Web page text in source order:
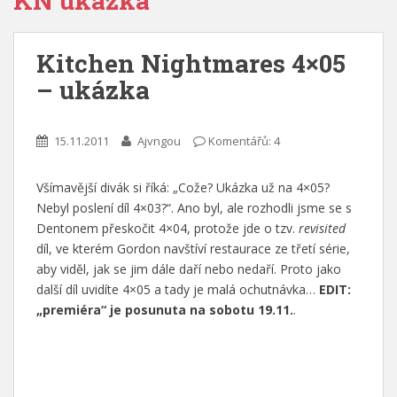
Kitchen Nightmares 4×05
– ukázka
15.11.2011 Ajvngou Komentářů: 4
Všímavější divák si říká: „Cože? Ukázka už na 4×05?
Nebyl poslení díl 4×03?“. Ano byl, ale rozhodli jsme se s
Dentonem přeskočit 4×04, protože jde o tzv. revisited
díl, ve kterém Gordon navštíví restaurace ze třetí série,
aby viděl, jak se jim dále daří nebo nedaří. Proto jako
další díl uvidíte 4×05 a tady je malá ochutnávka… EDIT:
„premiéra“ je posunuta na sobotu 19.11..